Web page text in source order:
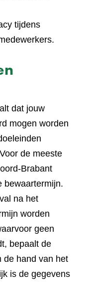
tijdens
dat jouw
mogen worden
de meeste
Brabant
bewaartermijn.
na het
worden
geen
bepaalt de
de hand van het
is de gegevens